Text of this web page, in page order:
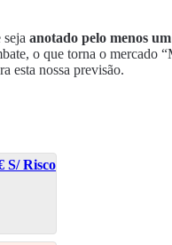
anotado pelo menos um
o que torna o mercado
esta nossa previsão.
S/ Risco